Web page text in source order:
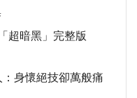
超暗黑」完整版
身懷絕技卻萬般痛